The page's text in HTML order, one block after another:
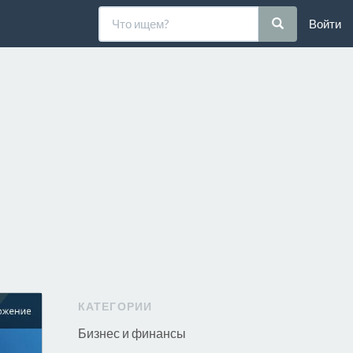
Войти
КАТЕГОРИИ
Бизнес и финансы